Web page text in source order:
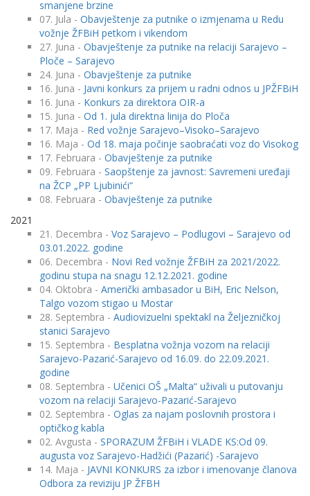
smanjene brzine
07. Jula - Obavještenje za putnike o izmjenama u Redu
vožnje ŽFBiH petkom i vikendom
27. Juna - Obavještenje za putnike na relaciji Sarajevo –
Ploče – Sarajevo
24. Juna - Obavještenje za putnike
16. Juna - Javni konkurs za prijem u radni odnos u JPŽFBiH
16. Juna - Konkurs za direktora OIR-a
15. Juna - Od 1. jula direktna linija do Ploča
17. Maja - Red vožnje Sarajevo–Visoko–Sarajevo
16. Maja - Od 18. maja počinje saobraćati voz do Visokog
17. Februara - Obavještenje za putnike
09. Februara - Saopštenje za javnost: Savremeni uređaji
na ŽCP „PP Ljubinići“
08. Februara - Obavještenje za putnike
2021
21. Decembra - Voz Sarajevo – Podlugovi – Sarajevo od
03.01.2022. godine
06. Decembra - Novi Red vožnje ŽFBiH za 2021/2022.
godinu stupa na snagu 12.12.2021. godine
04. Oktobra - Američki ambasador u BiH, Eric Nelson,
Talgo vozom stigao u Mostar
28. Septembra - Audiovizuelni spektakl na Željezničkoj
stanici Sarajevo
15. Septembra - Besplatna vožnja vozom na relaciji
Sarajevo-Pazarić-Sarajevo od 16.09. do 22.09.2021.
godine
08. Septembra - Učenici OŠ „Malta“ uživali u putovanju
vozom na relaciji Sarajevo-Pazarić-Sarajevo
02. Septembra - Oglas za najam poslovnih prostora i
optičkog kabla
02. Avgusta - SPORAZUM ŽFBiH i VLADE KS:Od 09.
augusta voz Sarajevo-Hadžići (Pazarić) -Sarajevo
14. Maja - JAVNI KONKURS za izbor i imenovanje članova
Odbora za reviziju JP ŽFBH